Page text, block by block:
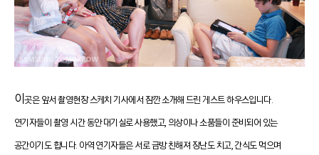
이곳은 앞서 촬영현장 스케치 기사에서 잠깐 소개해 드린 게스트 하우스입니다.
연기자들이 촬영 시간 동안 대기실로 사용했고, 의상이나 소품들이 준비되어 있는
공간이기도 합니다. 아역 연기자들은 서로 금방 친해져 장난도 치고, 간식도 먹으며